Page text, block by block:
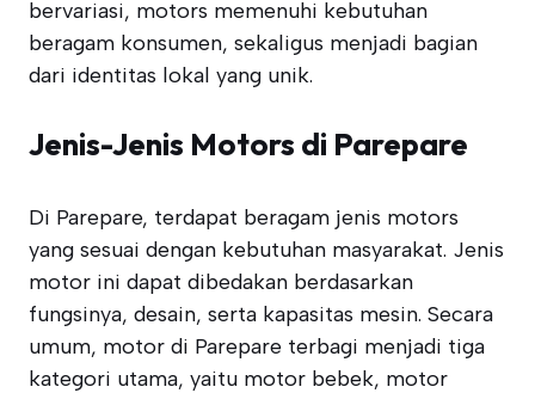
bervariasi, motors memenuhi kebutuhan
beragam konsumen, sekaligus menjadi bagian
dari identitas lokal yang unik.
Jenis-Jenis Motors di Parepare
Di Parepare, terdapat beragam jenis motors
yang sesuai dengan kebutuhan masyarakat. Jenis
motor ini dapat dibedakan berdasarkan
fungsinya, desain, serta kapasitas mesin. Secara
umum, motor di Parepare terbagi menjadi tiga
kategori utama, yaitu motor bebek, motor